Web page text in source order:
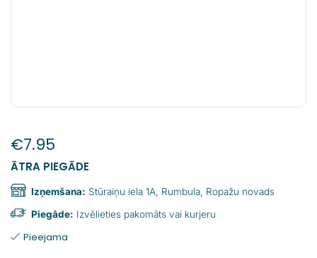
€7.95
ĀTRA PIEGĀDE
Izņemšana: Stūraiņu iela 1A, Rumbula, Ropažu novads
Piegāde: Izvēlieties pakomāts vai kurjeru
Pieejama